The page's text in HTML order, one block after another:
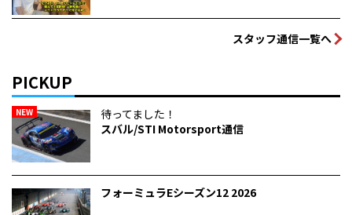
スタッフ通信一覧へ
PICKUP
NEW
待ってました！
スバル/STI Motorsport通信
フォーミュラEシーズン12 2026